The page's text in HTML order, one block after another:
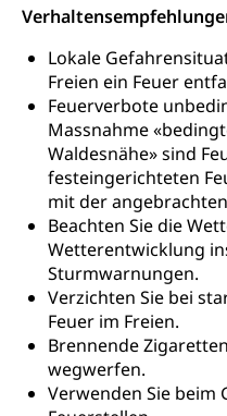
Lokale
Freien ein Feuer
Feuerverbote
Massnahme
Waldesnähe» sind
festeingerichteten
mit der
Beachten Sie die
Wetterentwicklung
Sturmwarnungen.
Verzichten Sie bei
Feuer im Freien.
Brennende
wegwerfen.
Verwenden Sie
Ambulant vor stationär,
AHV / IV
Altersrente,
Sozialversicherung,
Pensionskasse, erste
Säule,
Ergänzungsleistungen,
Todesfallversicherung
AHV-
AHV-
Behinderung
Körperbehinderung,
geistige Behinderung,
Erwerbsunfähigkeit,
Menschen